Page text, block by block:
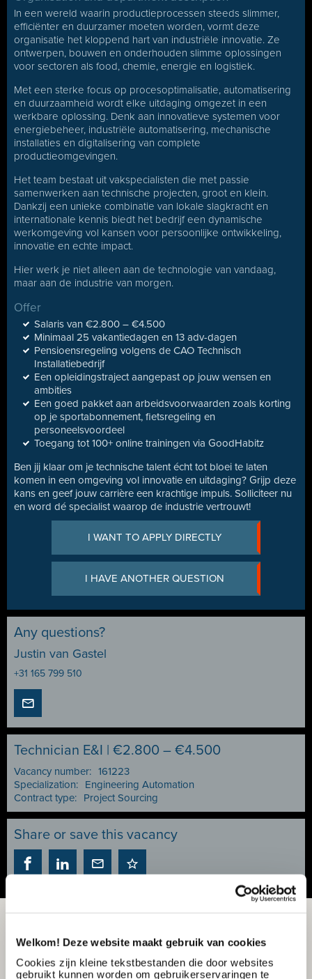
Welkom! Deze website maakt gebruik van cookies
Cookies zijn kleine tekstbestanden die door websites
gebruikt kunnen worden om gebruikerservaringen te
In een wereld waarin productieprocessen steeds slimmer,
efficiënter en duurzamer moeten worden, vormt deze
organisatie het kloppend hart van industriële innovatie. Ze
ontwerpen, bouwen en onderhouden slimme oplossingen
voor sectoren als food, chemie, energie en logistiek.
Met een sterke focus op procesoptimalisatie, automatisering
en duurzaamheid wordt elke uitdaging omgezet in een
werkbare oplossing. Denk aan innovatieve systemen voor
energiebeheer, industriële automatisering, mechanische
installaties en digitalisering van complete
productieomgevingen.
Het team bestaat uit vakspecialisten die met passie
samenwerken aan technische projecten, groot en klein.
Dankzij een unieke combinatie van lokale slagkracht en
internationale kennis biedt het bedrijf een dynamische
werkomgeving vol kansen voor persoonlijke ontwikkeling,
innovatie en echte impact.
Hier werk je niet alleen aan de technologie van vandaag,
maar aan de industrie van morgen.
Offer
Salaris van €2.800 – €4.500
Minimaal 25 vakantiedagen en 13 adv-dagen
Pensioensregeling volgens de CAO Technisch
Installatiebedrijf
Een opleidingstraject aangepast op jouw wensen en
ambities
Een goed pakket aan arbeidsvoorwaarden zoals korting
op je sportabonnement, fietsregeling en
personeelsvoordeel
Toegang tot 100+ online trainingen via GoodHabitz
Ben jij klaar om je technische talent écht tot bloei te laten
komen in een omgeving vol innovatie en uitdaging? Grijp deze
kans en geef jouw carrière een krachtige impuls. Solliciteer nu
en word dé specialist waarop de industrie vertrouwt!
I WANT TO APPLY DIRECTLY
I HAVE ANOTHER QUESTION
Any questions?
Justin van Gastel
+31 165 799 510
Technician E&I | €2.800 – €4.500
Vacancy number: 161223
Specialization:
Engineering Automation
Contract type:
Project Sourcing
Share or save this vacancy